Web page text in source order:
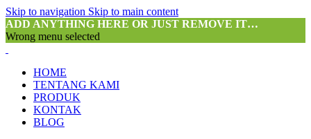
Skip to navigation Skip to main content
ADD ANYTHING HERE OR JUST REMOVE IT…
Wrong menu selected
HOME
TENTANG KAMI
PRODUK
KONTAK
BLOG